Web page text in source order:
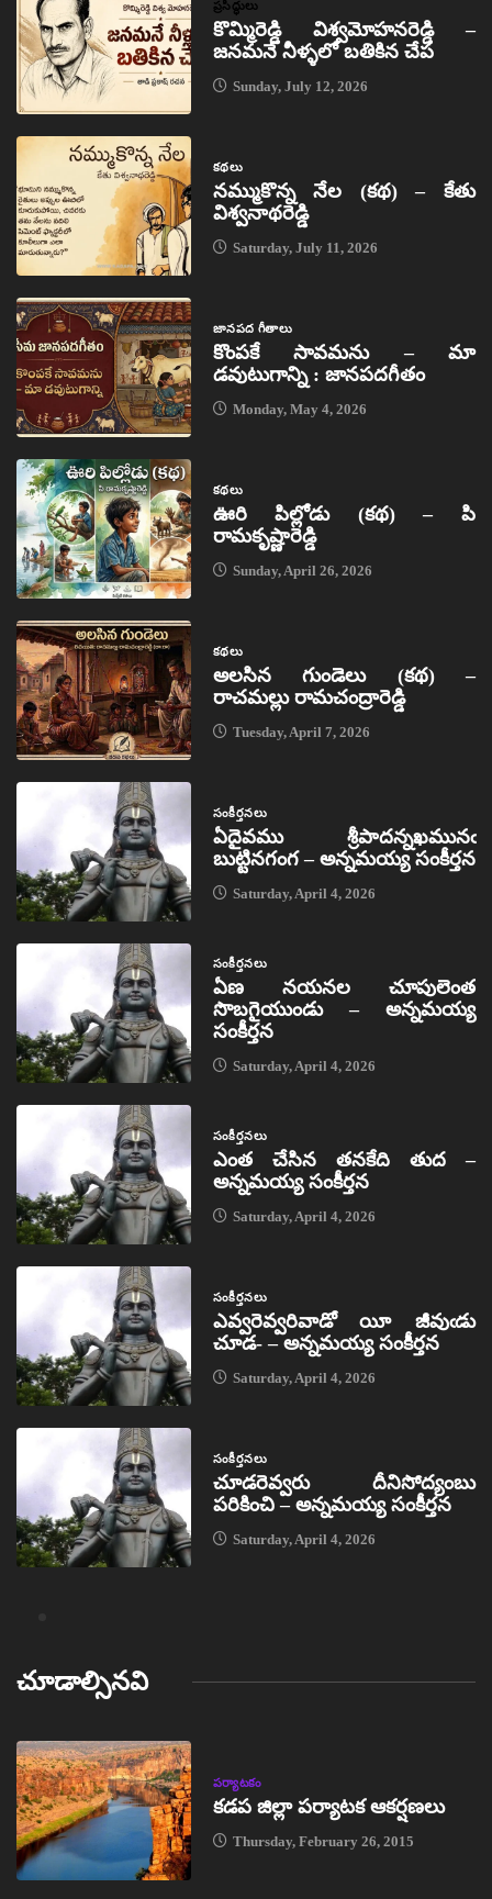
ప్రసిద్ధులు
కొమ్మిరెడ్డి విశ్వమోహనరెడ్డి –
జనమనే నీళ్ళలో బతికిన చేప
Sunday, July 12, 2026
కథలు
నమ్ముకొన్న నేల (కథ) – కేతు
విశ్వనాథరెడ్డి
Saturday, July 11, 2026
జానపద గీతాలు
కొంపకే సావమను – మా
డవుటుగాన్ని : జానపదగీతం
Monday, May 4, 2026
కథలు
ఊరి పిల్లోడు (కథ) – పి
రామకృష్ణారెడ్డి
Sunday, April 26, 2026
కథలు
అలసిన గుండెలు (కథ) –
రాచమల్లు రామచంద్రారెడ్డి
Tuesday, April 7, 2026
సంకీర్తనలు
ఏదైవము శ్రీపాదన్నఖమునఁ
బుట్టినగంగ – అన్నమయ్య సంకీర్తన
Saturday, April 4, 2026
సంకీర్తనలు
ఏణ నయనల చూపులెంత
సొబగైయుండు – అన్నమయ్య
సంకీర్తన
Saturday, April 4, 2026
సంకీర్తనలు
ఎంత చేసిన తనకేది తుద –
అన్నమయ్య సంకీర్తన
Saturday, April 4, 2026
సంకీర్తనలు
ఎవ్వరెవ్వరివాడో యీ జీవుఁడు
చూడ- – అన్నమయ్య సంకీర్తన
Saturday, April 4, 2026
సంకీర్తనలు
చూడరెవ్వరు దీనిసోద్యంబు
పరికించి – అన్నమయ్య సంకీర్తన
Saturday, April 4, 2026
చూడాల్సినవి
పర్యాటకం
కడప జిల్లా పర్యాటక ఆకర్షణలు
Thursday, February 26, 2015